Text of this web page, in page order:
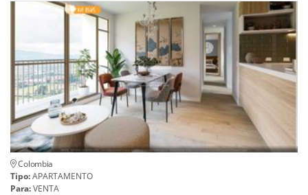
Colombia
Tipo:APARTAMENTO
Para:VENTA